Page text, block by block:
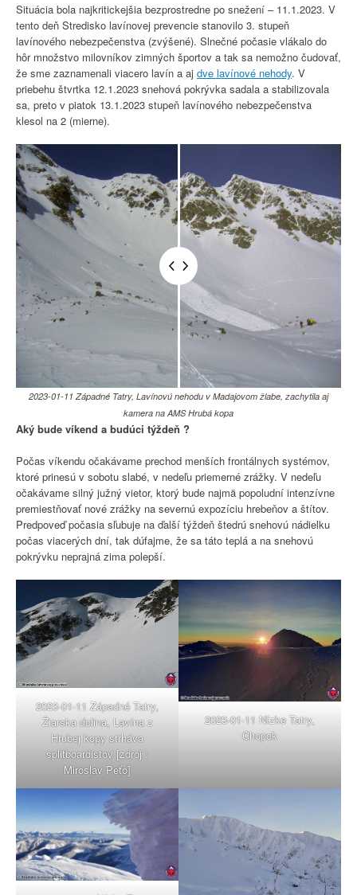
Situácia bola najkritickejšia bezprostredne po snežení – 11.1.2023. V
tento deň Stredisko lavínovej prevencie stanovilo 3. stupeň
lavínového nebezpečenstva (zvýšené). Slnečné počasie vlákalo do
hôr množstvo milovníkov zimných športov a tak sa nemožno čudovať,
že sme zaznamenali viacero lavín a aj dve lavínové nehody. V
priebehu štvrtka 12.1.2023 snehová pokrývka sadala a stabilizovala
sa, preto v piatok 13.1.2023 stupeň lavínového nebezpečenstva
klesol na 2 (mierne).
2023-01-11 Západné Tatry, Lavínovú nehodu v Madajovom žlabe, zachytila aj
kamera na AMS Hrubá kopa
Aký bude víkend a budúci týždeň ?
Počas víkendu očakávame prechod menších frontálnych systémov,
ktoré prinesú v sobotu slabé, v nedeľu priemerné zrážky. V nedeľu
očakávame silný južný vietor, ktorý bude najmä popoludní intenzívne
premiestňovať nové zrážky na severnú expozíciu hrebeňov a štítov.
Predpoveď počasia sľubuje na ďalší týždeň štedrú snehovú nádielku
počas viacerých dní, tak dúfajme, že sa táto teplá a na snehovú
pokrývku neprajná zima polepší.
2023-01-11 Západné Tatry,
Žiarska dolina, Lavína z
Hrubej kopy strháva
splitboardistov [zdroj :
Miroslav Peťo]
2023-01-11 Nízke Tatry,
Chopok